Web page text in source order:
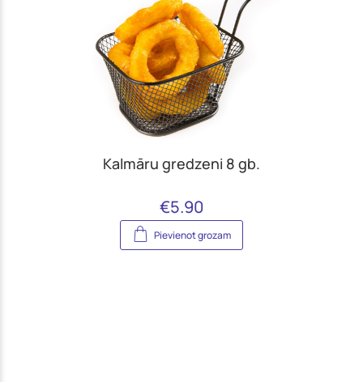
Kalmāru gredzeni 8 gb.
€5.90
Pievienot grozam